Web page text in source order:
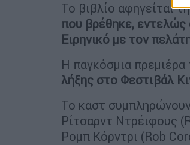
Το βιβλίο αφηγείται
που βρέθηκε, εντελώς
Ειρηνικό με τον
Η παγκόσμια
λήξης στο Φεστιβάλ
Το καστ
Ρίτσαρντ Ντρέιφους
Ρομπ Κόρντρι (Rob